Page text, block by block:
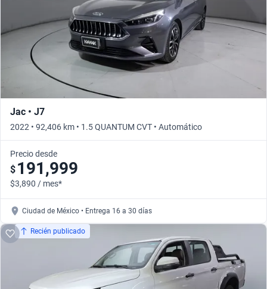
Jac • J7
2022 • 92,406 km • 1.5 QUANTUM CVT • Automático
Precio desde
$ 191,999
$3,890 / mes*
Ciudad de México • Entrega 16 a 30 días
Recién publicado